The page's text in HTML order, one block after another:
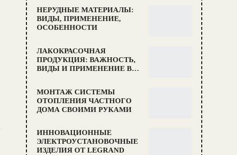
НЕРУДНЫЕ МАТЕРИАЛЫ:
ВИДЫ, ПРИМЕНЕНИЕ,
ОСОБЕННОСТИ
ЛАКОКРАСОЧНАЯ
ПРОДУКЦИЯ: ВАЖНОСТЬ,
ВИДЫ И ПРИМЕНЕНИЕ В…
МОНТАЖ СИСТЕМЫ
ОТОПЛЕНИЯ ЧАСТНОГО
ДОМА СВОИМИ РУКАМИ
ИННОВАЦИОННЫЕ
ЭЛЕКТРОУСТАНОВОЧНЫЕ
ИЗДЕЛИЯ ОТ LEGRAND